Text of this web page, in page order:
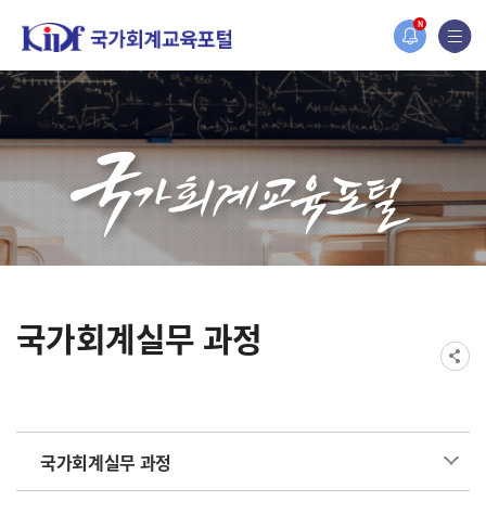
N
홈페이지가 새롭게 개편되었습니다.
한국조세재정연구원홈페이지가 새롭게 개설되었습니다.
국가회계실무 과정
국가회계실무 과정